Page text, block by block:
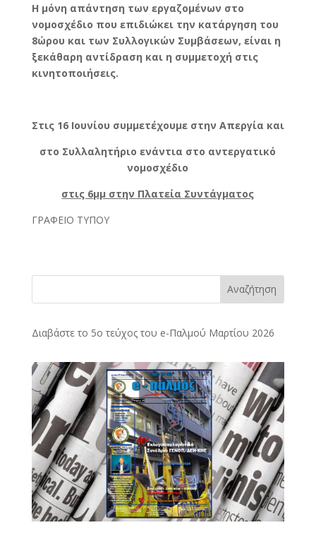
Η μόνη απάντηση των εργαζομένων στο
νομοσχέδιο που επιδιώκει την κατάργηση του
8ώρου και των Συλλογικών Συμβάσεων, είναι η
ξεκάθαρη αντίδραση και η συμμετοχή στις
κινητοποιήσεις.
Στις 16 Ιουνίου συμμετέχουμε στην Απεργία και
στο Συλλαλητήριο ενάντια στο αντεργατικό
νομοσχέδιο
στις 6μμ στην Πλατεία Συντάγματος
ΓΡΑΦΕΙΟ ΤΥΠΟΥ
Αναζήτηση
Διαβάστε το 5ο τεύχος του e-Παλμού Μαρτίου 2026